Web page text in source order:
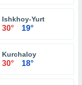
Ishkhoy-Yurt
30° 19°
Kurchaloy
30° 18°